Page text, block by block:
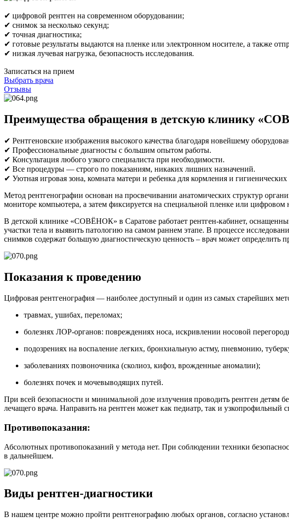
✔ цифровой рентген на современном оборудовании;
✔ снимок за несколько секунд;
✔ точная диагностика;
✔ готовые результаты выдаются на пленке или электронном носителе, а также
✔ низкая лучевая нагрузка, безопасность исследования.
Записаться на прием
Выбрать врача
Отзывы
Преимущества обращения в детскую клинику
✔ Рентгеновские изображения высокого качества благодаря новейшему
✔ Профессиональные диагносты с большим опытом работы.
✔ Консультация любого узкого специалиста при необходимости.
✔ Все процедуры — строго по показаниям, никаких лишних назначений.
✔ Уютная игровая зона, комната матери и ребенка для кормления и гигиенических
Метод рентгенографии основан на просвечивании анатомических структур
мониторе компьютера, а затем фиксируется на специальной пленке или цифровом
В детской клинике «СОВЁНОК» в Саратове работает рентген-кабинет,
участки тела и выявить патологию на самом раннем этапе. В процессе
снимков содержат большую диагностическую ценность – врач может определить
Показания к проведению
Цифровая рентгенография — наиболее доступный и один из самых старейших
травмах, ушибах, переломах;
болезнях ЛОР-органов: повреждениях носа, искривлении носовой
подозрениях на воспаление легких, бронхиальную астму, пневмонию,
заболеваниях позвоночника (сколиоз, кифоз, врожденные аномалии);
болезнях почек и мочевыводящих путей.
При всей безопасности и минимальной дозе излучения проводить рентген детям
лечащего врача. Направить на рентген может как педиатр, так и узкопрофильный
Противопоказания:
Абсолютных противопоказаний у метода нет. При соблюдении техники
в дальнейшем.
Виды рентген-диагностики
В нашем центре можно пройти рентгенографию любых органов, согласно